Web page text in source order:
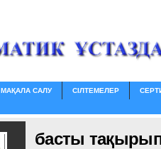
МАҚАЛА САЛУ СІЛТЕМЕЛЕР
басты